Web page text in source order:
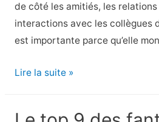
de côté les amitiés, les
interactions avec les collègues
est importante parce qu’elle
8
Lire la suite »